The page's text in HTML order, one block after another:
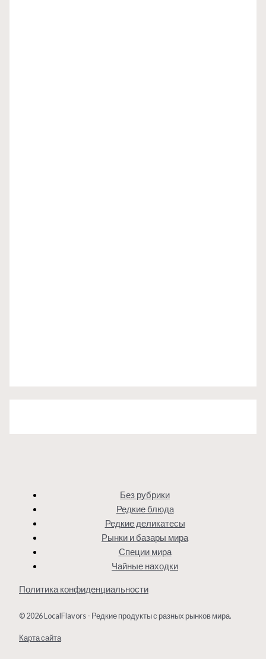
Без рубрики
Редкие блюда
Редкие деликатесы
Рынки и базары мира
Специи мира
Чайные находки
Политика конфиденциальности
© 2026 LocalFlavors - Редкие продукты с разных рынков мира.
Карта сайта